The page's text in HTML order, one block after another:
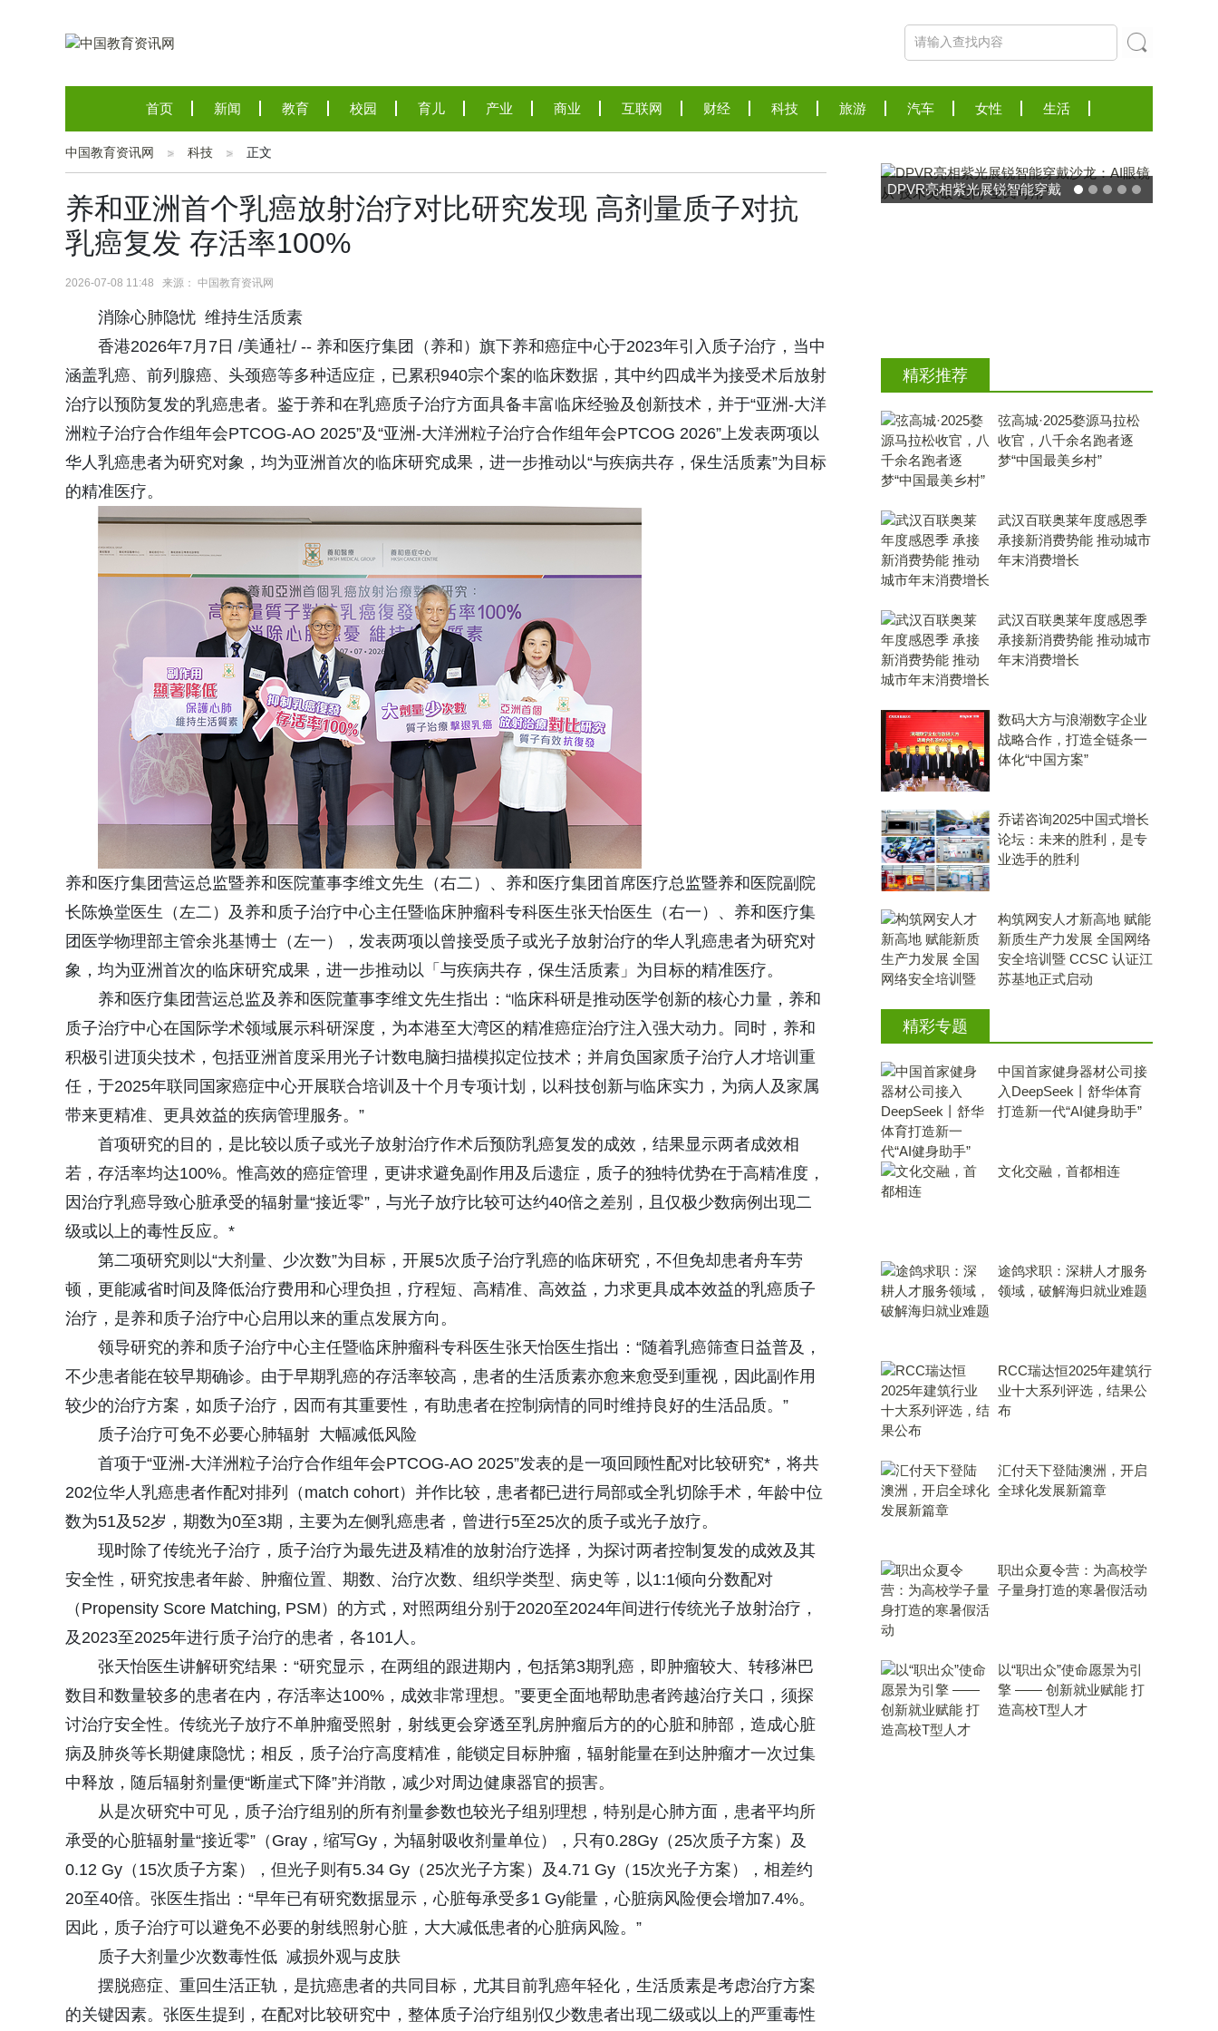
首页 新闻 教育 校园 育儿 产业 商业 互联网 财经 科技 旅游 汽车 女性 生活
中国教育资讯网 科技 正文
养和亚洲首个乳癌放射治疗对比研究发现 高剂量质子对抗
乳癌复发 存活率100%
2026-07-08 11:48 来源： 中国教育资讯网
消除心肺隐忧 维持生活质素
香港2026年7月7日 /美通社/ -- 养和医疗集团（养和）旗下养和癌症中心于2023年引入质子治疗，当中
涵盖乳癌、前列腺癌、头颈癌等多种适应症，已累积940宗个案的临床数据，其中约四成半为接受术后放射
治疗以预防复发的乳癌患者。鉴于养和在乳癌质子治疗方面具备丰富临床经验及创新技术，并于“亚洲-大洋
洲粒子治疗合作组年会PTCOG-AO 2025”及“亚洲-大洋洲粒子治疗合作组年会PTCOG 2026”上发表两项以
华人乳癌患者为研究对象，均为亚洲首次的临床研究成果，进一步推动以“与疾病共存，保生活质素”为目标
的精准医疗。
养和医疗集团营运总监暨养和医院董事李维文先生（右二）、养和医疗集团首席医疗总监暨养和医院副院
长陈焕堂医生（左二）及养和质子治疗中心主任暨临床肿瘤科专科医生张天怡医生（右一）、养和医疗集
团医学物理部主管余兆基博士（左一），发表两项以曾接受质子或光子放射治疗的华人乳癌患者为研究对
象，均为亚洲首次的临床研究成果，进一步推动以「与疾病共存，保生活质素」为目标的精准医疗。
养和医疗集团营运总监及养和医院董事李维文先生指出：“临床科研是推动医学创新的核心力量，养和
质子治疗中心在国际学术领域展示科研深度，为本港至大湾区的精准癌症治疗注入强大动力。同时，养和
积极引进顶尖技术，包括亚洲首度采用光子计数电脑扫描模拟定位技术；并肩负国家质子治疗人才培训重
任，于2025年联同国家癌症中心开展联合培训及十个月专项计划，以科技创新与临床实力，为病人及家属
带来更精准、更具效益的疾病管理服务。”
首项研究的目的，是比较以质子或光子放射治疗作术后预防乳癌复发的成效，结果显示两者成效相
若，存活率均达100%。惟高效的癌症管理，更讲求避免副作用及后遗症，质子的独特优势在于高精准度，
因治疗乳癌导致心脏承受的辐射量“接近零”，与光子放疗比较可达约40倍之差别，且仅极少数病例出现二
级或以上的毒性反应。*
第二项研究则以“大剂量、少次数”为目标，开展5次质子治疗乳癌的临床研究，不但免却患者舟车劳
顿，更能减省时间及降低治疗费用和心理负担，疗程短、高精准、高效益，力求更具成本效益的乳癌质子
治疗，是养和质子治疗中心启用以来的重点发展方向。
领导研究的养和质子治疗中心主任暨临床肿瘤科专科医生张天怡医生指出：“随着乳癌筛查日益普及，
不少患者能在较早期确诊。由于早期乳癌的存活率较高，患者的生活质素亦愈来愈受到重视，因此副作用
较少的治疗方案，如质子治疗，因而有其重要性，有助患者在控制病情的同时维持良好的生活品质。”
质子治疗可免不必要心肺辐射 大幅减低风险
首项于“亚洲-大洋洲粒子治疗合作组年会PTCOG-AO 2025”发表的是一项回顾性配对比较研究*，将共
202位华人乳癌患者作配对排列（match cohort）并作比较，患者都已进行局部或全乳切除手术，年龄中位
数为51及52岁，期数为0至3期，主要为左侧乳癌患者，曾进行5至25次的质子或光子放疗。
现时除了传统光子治疗，质子治疗为最先进及精准的放射治疗选择，为探讨两者控制复发的成效及其
安全性，研究按患者年龄、肿瘤位置、期数、治疗次数、组织学类型、病史等，以1:1倾向分数配对
（Propensity Score Matching, PSM）的方式，对照两组分别于2020至2024年间进行传统光子放射治疗，
及2023至2025年进行质子治疗的患者，各101人。
张天怡医生讲解研究结果：“研究显示，在两组的跟进期内，包括第3期乳癌，即肿瘤较大、转移淋巴
数目和数量较多的患者在内，存活率达100%，成效非常理想。”要更全面地帮助患者跨越治疗关口，须探
讨治疗安全性。传统光子放疗不单肿瘤受照射，射线更会穿透至乳房肿瘤后方的的心脏和肺部，造成心脏
病及肺炎等长期健康隐忧；相反，质子治疗高度精准，能锁定目标肿瘤，辐射能量在到达肿瘤才一次过集
中释放，随后辐射剂量便“断崖式下降”并消散，减少对周边健康器官的损害。
从是次研究中可见，质子治疗组别的所有剂量参数也较光子组别理想，特别是心肺方面，患者平均所
承受的心脏辐射量“接近零”（Gray，缩写Gy，为辐射吸收剂量单位），只有0.28Gy（25次质子方案）及
0.12 Gy（15次质子方案），但光子则有5.34 Gy（25次光子方案）及4.71 Gy（15次光子方案），相差约
20至40倍。张医生指出：“早年已有研究数据显示，心脏每承受多1 Gy能量，心脏病风险便会增加7.4%。
因此，质子治疗可以避免不必要的射线照射心脏，大大减低患者的心脏病风险。”
质子大剂量少次数毒性低 减损外观与皮肤
摆脱癌症、重回生活正轨，是抗癌患者的共同目标，尤其目前乳癌年轻化，生活质素是考虑治疗方案
的关键因素。张医生提到，在配对比较研究中，整体质子治疗组别仅少数患者出现二级或以上的严重毒性
DPVR亮相紫光展锐智能穿戴
精彩推荐
弦高城·2025婺源马拉松
收官，八千余名跑者逐
梦“中国最美乡村”
武汉百联奥莱年度感恩季
承接新消费势能 推动城市
年末消费增长
武汉百联奥莱年度感恩季
承接新消费势能 推动城市
年末消费增长
数码大方与浪潮数字企业
战略合作，打造全链条一
体化“中国方案”
乔诺咨询2025中国式增长
论坛：未来的胜利，是专
业选手的胜利
构筑网安人才新高地 赋能
新质生产力发展 全国网络
安全培训暨 CCSC 认证江
苏基地正式启动
精彩专题
中国首家健身器材公司接
入DeepSeek丨舒华体育
打造新一代“AI健身助手”
文化交融，首都相连
途鸽求职：深耕人才服务
领域，破解海归就业难题
RCC瑞达恒2025年建筑行
业十大系列评选，结果公
布
汇付天下登陆澳洲，开启
全球化发展新篇章
职出众夏令营：为高校学
子量身打造的寒暑假活动
以“职出众”使命愿景为引
擎 —— 创新就业赋能 打
造高校T型人才